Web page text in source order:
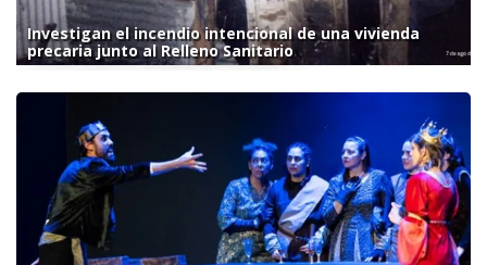
Investigan el incendio intencional de una vivienda
precaria junto al Relleno Sanitario